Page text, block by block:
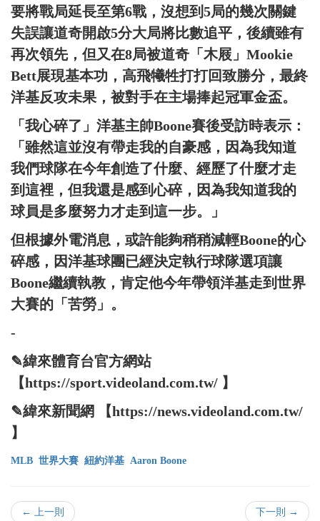
要將戰局延長至第6戰，沒想到5局的幾次關鍵
失誤讓道奇開啟5分大局將比數追平，後續雖有
再次領先，但又在8局被道奇「木屐」Mookie
Bett展現基本功，高飛犧牲打打回致勝分，最終
洋基反攻未果，被對手在主場捧起冠軍金盃。
「我心碎了」洋基主帥Boone賽後受訪時表示：
「雖然這並沒有帶走我的自豪感，因為我知道
我們球隊在今年創造了什麼、經歷了什麼才走
到這裡，但我還是感到心碎，因為我知道我的
球員是多麼努力才走到這一步。」
但根據外電消息，或許能夠稍稍減輕Boone的心
碎感，因洋基球團已經決定執行球隊選項讓
Boone繼續執教，肯定他今年帶領洋基走到世界
大賽的「苦勞」。
-
✎緯來體育台官方網站
【https://sport.videoland.com.tw/ 】
✎緯來新聞網 【https://news.videoland.com.tw/
】
MLB 世界大賽 紐約洋基 Aaron Boone
← 上一則 下一則 →